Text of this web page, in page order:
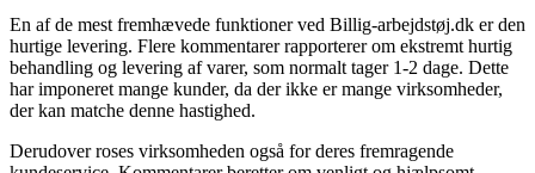
En af de mest fremhævede funktioner ved Billig-arbejdstøj.dk er den
hurtige levering. Flere kommentarer rapporterer om ekstremt hurtig
behandling og levering af varer, som normalt tager 1-2 dage. Dette
har imponeret mange kunder, da der ikke er mange virksomheder,
der kan matche denne hastighed.
Derudover roses virksomheden også for deres fremragende